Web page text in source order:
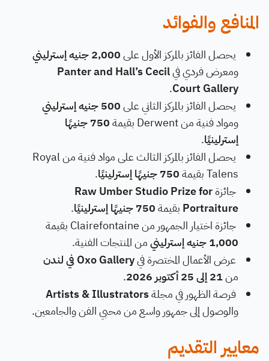
المنافع والفوائد
يحصل الفائز بالمركز الأول على2,000 جنيه إسترليني
ومعرض فردي فيPanter and Hall’s Cecil
Court Gallery
.
يحصل الفائز بالمركز الثاني على500 جنيه إسترليني
ومواد فنية من Derwent بقيمة
750 جنيهًا
إسترلينيًا.
يحصل الفائز بالمركز الثالث على مواد فنية من Royal
Talens بقيمة
750 جنيهًا إسترلينيًا
.
جائزةRaw Umber Studio Prize for
Portraiture بقيمة750 جنيهًا إسترلينيًا
.
جائزة اختيار الجمهور من Clairefontaine بقيمة
1,000 جنيه إسترليني
من المنتجات الفنية.
عرض الأعمال المختصرة فيOxo Gallery في لندن
من21 إلى 25 أكتوبر 2026
.
فرصة الظهور في مجلةArtists & Illustrators
والوصول إلى جمهور واسع من محبي الفن والجامعين.
معايير التقديم